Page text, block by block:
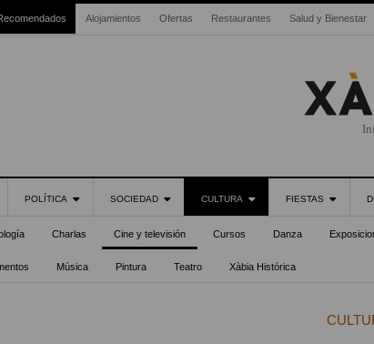
Alojamientos Ofertas Restaurantes Salud y Bienestar
POLÍTICA SOCIEDAD CULTURA FIESTAS
Charlas Cine y televisión Cursos Danza
Música Pintura Teatro Xàbia Histórica